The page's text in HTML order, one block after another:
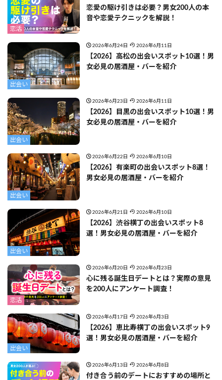
恋活
恋愛の駆け引きは必要？男女200人の本
音や恋愛テクニックを解説！
出会い
2026年6月24日 2026年6月11日
【2026】高松の出会いスポット10選！男
女必見の居酒屋・バーを紹介
出会い
2026年6月23日 2026年6月11日
【2026】目黒の出会いスポット10選！男
女必見の居酒屋・バーを紹介
出会い
2026年6月22日 2026年6月10日
【2026】有楽町の出会いスポット8選！
男女必見の居酒屋・バーを紹介
出会い
2026年6月21日 2026年6月10日
【2026】渋谷横丁の出会いスポット8
選！男女必見の居酒屋・バーを紹介
恋活
2026年6月20日 2026年6月23日
心に残る誕生日デートとは？実際の意見
を200人にアンケート調査！
出会い
2026年6月17日 2026年6月3日
【2026】恵比寿横丁の出会いスポット9
選！男女必見の居酒屋・バーを紹介
2026年6月13日 2026年6月8日
付き合う前のデートにおすすめの場所と